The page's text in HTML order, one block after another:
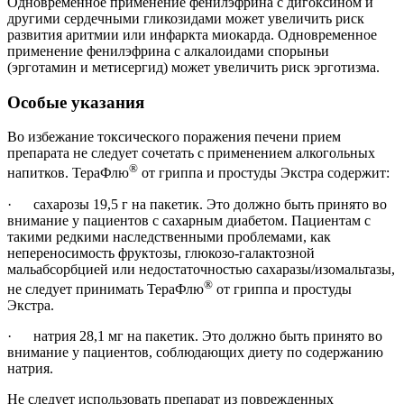
другими сердечными гликозидами может увеличить риск
развития аритмии или инфаркта миокарда. Одновременное
применение фенилэфрина с алкалоидами спорыньи
(эрготамин и метисергид) может увеличить риск эрготизма.
Особые указания
Во избежание токсического поражения печени прием
препарата не следует сочетать с применением алкогольных
напитков. ТераФлю® от гриппа и простуды Экстра содержит:
· сахарозы 19,5 г на пакетик. Это должно быть принято во
внимание у пациентов с сахарным диабетом. Пациентам с
такими редкими наследственными проблемами, как
непереносимость фруктозы, глюкозо-галактозной
мальабсорбцией или недостаточностью сахаразы/изомальтазы,
не следует принимать ТераФлю® от гриппа и простуды
Экстра.
· натрия 28,1 мг на пакетик. Это должно быть принято во
внимание у пациентов, соблюдающих диету по содержанию
натрия.
Не следует использовать препарат из поврежденных